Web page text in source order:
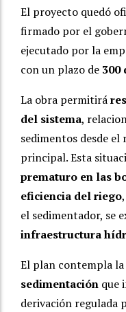
El proyecto quedó
firmado por el
ejecutado por la
con un plazo de 300
La obra permitirá
del sistema,
sedimentos desde
principal. Esta
prematuro en las
eficiencia del riego
el sedimentador, se
infraestructura
El plan contempla
sedimentación que
derivación regulada